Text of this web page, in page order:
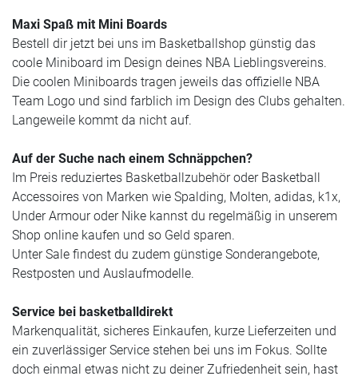
Maxi Spaß mit Mini Boards
Bestell dir jetzt bei uns im Basketballshop günstig das
coole Miniboard im Design deines NBA Lieblingsvereins.
Die coolen Miniboards tragen jeweils das offizielle NBA
Team Logo und sind farblich im Design des Clubs gehalten.
Langeweile kommt da nicht auf.
Auf der Suche nach einem Schnäppchen?
Im Preis reduziertes Basketballzubehör oder Basketball
Accessoires von Marken wie Spalding, Molten, adidas, k1x,
Under Armour oder Nike kannst du regelmäßig in unserem
Shop online kaufen und so Geld sparen.
Unter Sale findest du zudem günstige Sonderangebote,
Restposten und Auslaufmodelle.
Service bei basketballdirekt
Markenqualität, sicheres Einkaufen, kurze Lieferzeiten und
ein zuverlässiger Service stehen bei uns im Fokus. Sollte
doch einmal etwas nicht zu deiner Zufriedenheit sein, hast